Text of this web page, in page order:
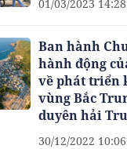
01/03/2023
Ban hành
hành động
về phát triển
vùng Bắc
duyên hải
30/12/2022